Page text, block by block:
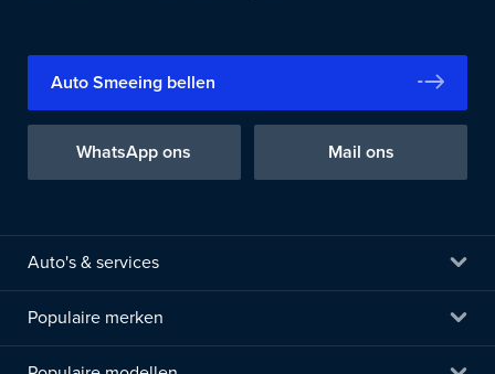
Auto Smeeing bellen
WhatsApp ons Mail ons
Auto's & services
Populaire merken